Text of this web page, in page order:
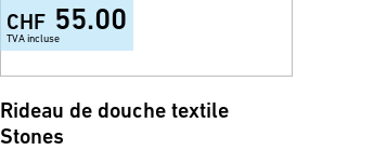
CHF 55.00
TVA incluse
Rideau de douche textile
Stones